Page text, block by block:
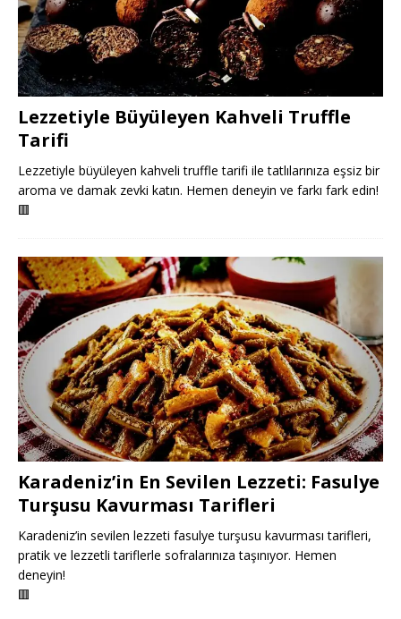
Lezzetiyle Büyüleyen Kahveli Truffle
Tarifi
Lezzetiyle büyüleyen kahveli truffle tarifi ile tatlılarınıza eşsiz bir
aroma ve damak zevki katın. Hemen deneyin ve farkı fark edin!
🟥
Karadeniz’in En Sevilen Lezzeti: Fasulye
Turşusu Kavurması Tarifleri
Karadeniz’in sevilen lezzeti fasulye turşusu kavurması tarifleri,
pratik ve lezzetli tariflerle sofralarınıza taşınıyor. Hemen
deneyin!
🟥